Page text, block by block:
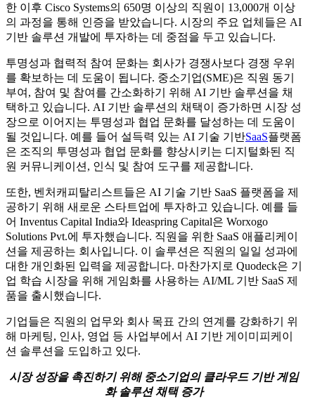
한 이후 Cisco Systems의 650명 이상의 직원이 13,000개 이상
의 과정을 통해 인증을 받았습니다. 시장의 주요 업체들은 AI
기반 솔루션 개발에 투자하는 데 중점을 두고 있습니다.
투명성과 협력적 참여 문화는 회사가 경쟁사보다 경쟁 우위
를 확보하는 데 도움이 됩니다. 중소기업(SME)은 직원 동기
부여, 참여 및 참여를 간소화하기 위해 AI 기반 솔루션을 채
택하고 있습니다. AI 기반 솔루션의 채택이 증가하면 시장 성
장으로 이어지는 투명성과 협업 문화를 달성하는 데 도움이
될 것입니다. 예를 들어 설득력 있는 AI 기술 기반SaaS플랫폼
은 조직의 투명성과 협업 문화를 향상시키는 디지털화된 직
원 커뮤니케이션, 인식 및 참여 도구를 제공합니다.
또한, 벤처캐피탈리스트들은 AI 기술 기반 SaaS 플랫폼을 제
공하기 위해 새로운 스타트업에 투자하고 있습니다. 예를 들
어 Inventus Capital India와 Ideaspring Capital은 Worxogo
Solutions Pvt.에 투자했습니다. 직원을 위한 SaaS 애플리케이
션을 제공하는 회사입니다. 이 솔루션은 직원의 일일 성과에
대한 개인화된 입력을 제공합니다. 마찬가지로 Quodeck은 기
업 학습 시장을 위해 게임화를 사용하는 AI/ML 기반 SaaS 제
품을 출시했습니다.
기업들은 직원의 업무와 회사 목표 간의 연계를 강화하기 위
해 마케팅, 인사, 영업 등 사업부에서 AI 기반 게이미피케이
션 솔루션을 도입하고 있다.
시장 성장을 촉진하기 위해 중소기업의 클라우드 기반 게임
화 솔루션 채택 증가